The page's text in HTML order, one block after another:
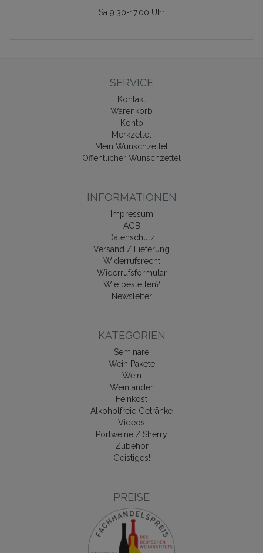
Sa 9.30-17.00 Uhr
SERVICE
Kontakt
Warenkorb
Konto
Merkzettel
Mein Wunschzettel
Öffentlicher Wunschzettel
INFORMATIONEN
Impressum
AGB
Datenschutz
Versand / Lieferung
Widerrufsrecht
Widerrufsformular
Wie bestellen?
Newsletter
KATEGORIEN
Seminare
Wein Pakete
Wein
Weinländer
Feinkost
Alkoholfreie Getränke
Videos
Portweine / Sherry
Zubehör
Geistiges!
PREISE